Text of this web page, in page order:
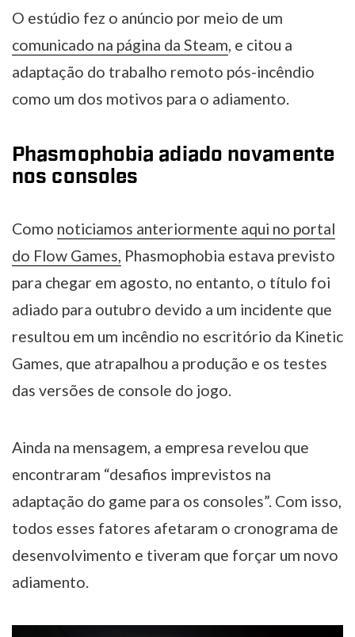
O estúdio fez o anúncio por meio de um
comunicado na página da Steam, e citou a
adaptação do trabalho remoto pós-incêndio
como um dos motivos para o adiamento.
Phasmophobia adiado novamente
nos consoles
Como noticiamos anteriormente aqui no portal
do Flow Games, Phasmophobia estava previsto
para chegar em agosto, no entanto, o título foi
adiado para outubro devido a um incidente que
resultou em um incêndio no escritório da Kinetic
Games, que atrapalhou a produção e os testes
das versões de console do jogo.
Ainda na mensagem, a empresa revelou que
encontraram “desafios imprevistos na
adaptação do game para os consoles”. Com isso,
todos esses fatores afetaram o cronograma de
desenvolvimento e tiveram que forçar um novo
adiamento.